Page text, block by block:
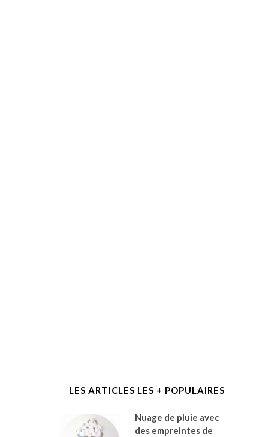
LES ARTICLES LES + POPULAIRES
Nuage de pluie avec
des empreintes de